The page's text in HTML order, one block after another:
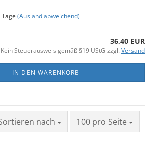
(Ausland abweichend)
36,40 EUR
Kein Steuerausweis gemäß §19 UStG zzgl. Versand
IN DEN WARENKORB
nach 100 pro Seite